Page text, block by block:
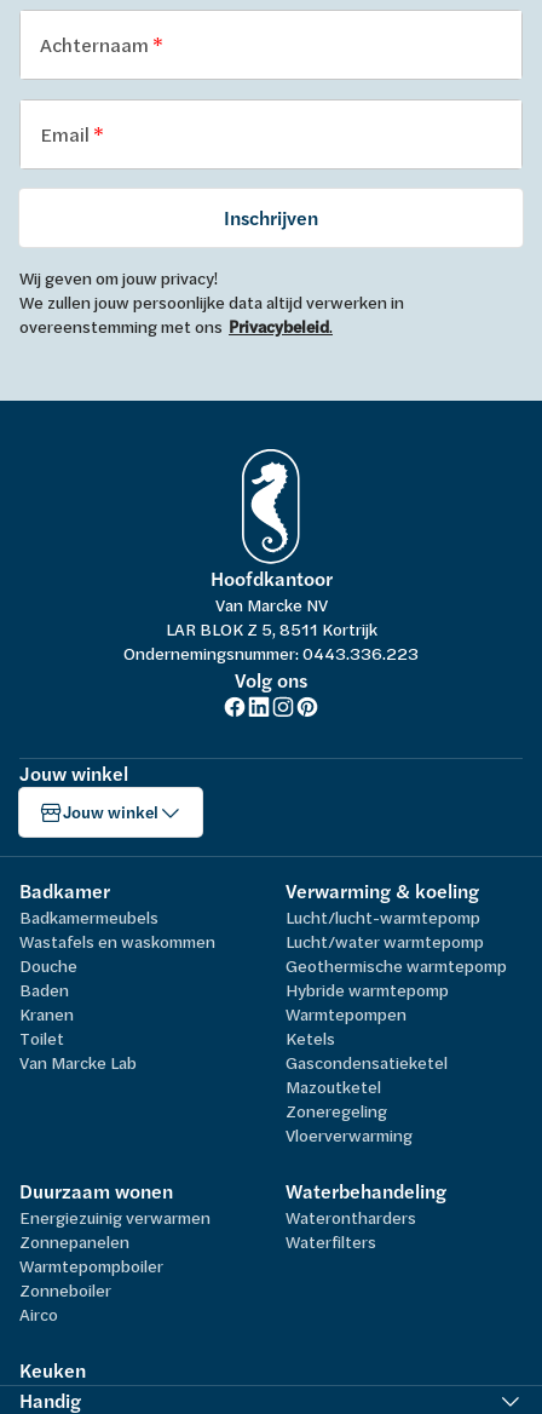
Achternaam
Email
Inschrijven
Wij geven om jouw privacy!
We zullen jouw persoonlijke data altijd verwerken in
overeenstemming met ons Privacybeleid.
Hoofdkantoor
Van Marcke NV
LAR BLOK Z 5, 8511 Kortrijk
Ondernemingsnummer: 0443.336.223
Volg ons
Jouw winkel
Jouw winkel
Badkamer
Badkamermeubels
Wastafels en waskommen
Douche
Baden
Kranen
Toilet
Van Marcke Lab
Verwarming & koeling
Lucht/lucht-warmtepomp
Lucht/water warmtepomp
Geothermische warmtepomp
Hybride warmtepomp
Warmtepompen
Ketels
Gascondensatieketel
Mazoutketel
Zoneregeling
Vloerverwarming
Duurzaam wonen
Energiezuinig verwarmen
Zonnepanelen
Warmtepompboiler
Zonneboiler
Airco
Waterbehandeling
Waterontharders
Waterfilters
Keuken
Handig